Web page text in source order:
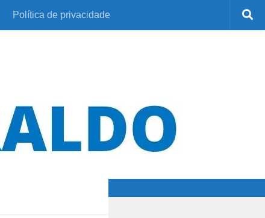
Política de privacidade